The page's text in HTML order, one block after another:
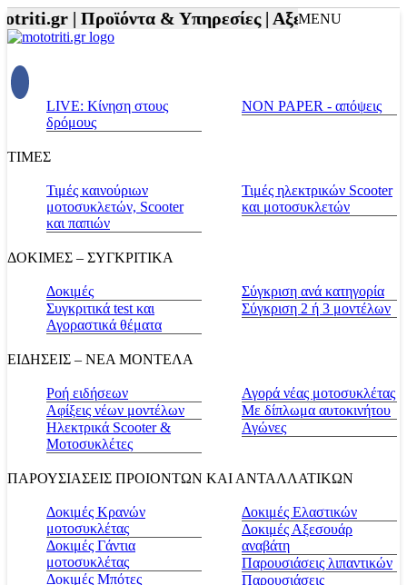
| Προϊόντα & Υπηρεσίες |Αξεσουάρ
MENU
LIVE: Κίνηση στους
δρόμους
NON PAPER - απόψεις
ΤΙΜΕΣ
Τιμές καινούριων
μοτοσυκλετών, Scooter
και παπιών
Τιμές ηλεκτρικών Scooter
και μοτοσυκλετών
ΔΟΚΙΜΕΣ – ΣΥΓΚΡΙΤΙΚΑ
Δοκιμές
Συγκριτικά test και
Αγοραστικά θέματα
Σύγκριση ανά κατηγορία
Σύγκριση 2 ή 3 μοντέλων
ΕΙΔΗΣΕΙΣ – ΝΕΑ ΜΟΝΤΕΛΑ
Ροή ειδήσεων
Αφίξεις νέων μοντέλων
Ηλεκτρικά Scooter &
Μοτοσυκλέτες
Αγορά νέας μοτοσυκλέτας
Με δίπλωμα αυτοκινήτου
Αγώνες
ΠΑΡΟΥΣΙΑΣΕΙΣ ΠΡΟΙΟΝΤΩΝ ΚΑΙ ΑΝΤΑΛΛΑΤΙΚΩΝ
Δοκιμές Κρανών
μοτοσυκλέτας
Δοκιμές Γάντια
μοτοσυκλέτας
Δοκιμές Μπότες
Δοκιμές Ελαστικών
Δοκιμές Αξεσουάρ
αναβάτη
Παρουσιάσεις λιπαντικών
Παρουσιάσεις